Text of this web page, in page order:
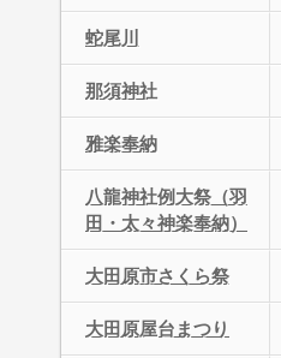
蛇尾川
那須神社
雅楽奉納
八龍神社例大祭（羽
田・太々神楽奉納）
大田原市さくら祭
大田原屋台まつり